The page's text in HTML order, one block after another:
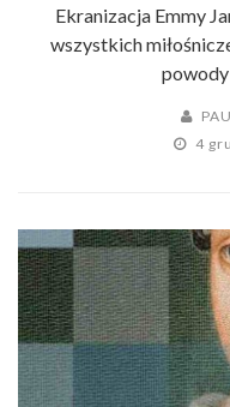
Ekranizacja Emmy
wszystkich
powody
4